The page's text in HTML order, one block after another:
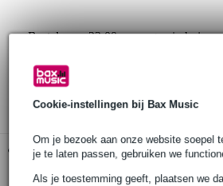
Cookie-instellingen bij Bax Music
Om je bezoek aan onze website soepel
je te laten passen, gebruiken we
Als je toestemming geeft, plaatsen we
Bestel voor 23:00 = morgen in huis
30 dagen 'niet goed geld terug' garantie
3 jaar Bax Music garantie
Gratis ophalen in de winkel